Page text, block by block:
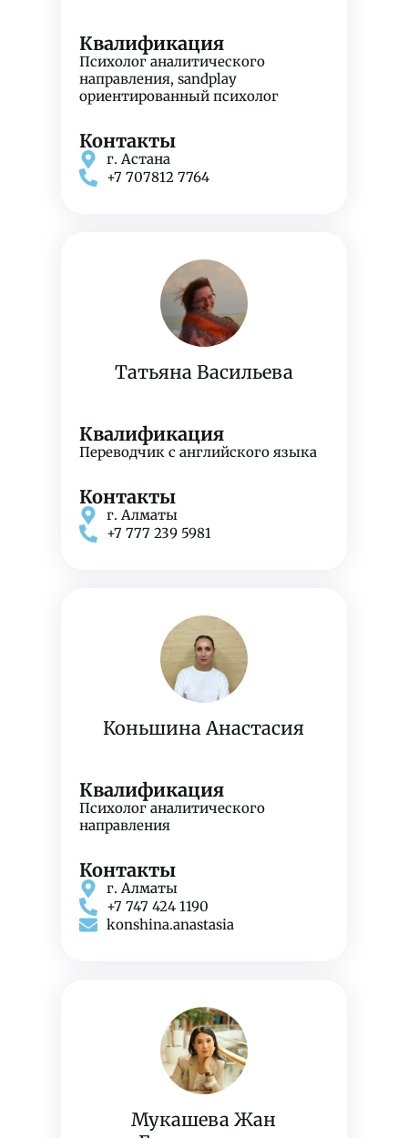
Квалификация
Психолог аналитического
направления, sandplay
ориентированный психолог
Контакты
г. Астана
+7 707812 7764
Татьяна Васильева
Квалификация
Переводчик с английского языка
Контакты
г. Алматы
+7 777 239 5981
Коньшина Анастасия
Квалификация
Психолог аналитического
направления
Контакты
г. Алматы
+7 747 424 1190
konshina.anastasia
Мукашева Жан